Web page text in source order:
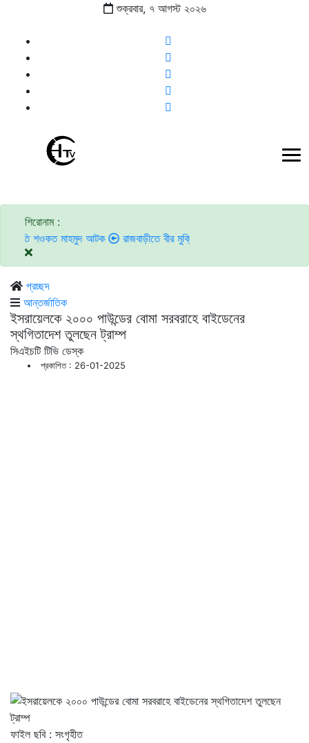
শুক্রবার, ৭ আগস্ট ২০২৬
শিরোনাম :
মাহমুদ আটক
রাজবাড়ীতে বীর মুক্তিযোদ্ধাদের জন্য সংরক্ষিত কবরস্থানে
প্রচ্ছদ
আন্তর্জাতিক
ইসরায়েলকে ২০০০ পাউন্ডের বোমা সরবরাহে বাইডেনের
স্থগিতাদেশ তুলছেন ট্রাম্প
সিএইচটি টিভি ডেস্ক
প্রকাশিত : 26-01-2025
ফাইল ছবি : সংগৃহীত